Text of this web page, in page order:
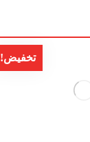
تخفيض!